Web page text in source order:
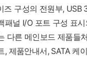
즈 구성의 전원부, USB
패널 I/O 포트 구성 표
다른 메인보드 제품들
제품안내서, SATA 케